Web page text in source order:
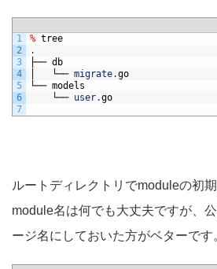
1
2
3
4
5
6
7
% tree
.
├── db
└── migrate.go
└── models
└── user.go
ルートディレクトリでmoduleの初期
module名は何でも大丈夫ですが、
ージ名にしておいた方がベターです